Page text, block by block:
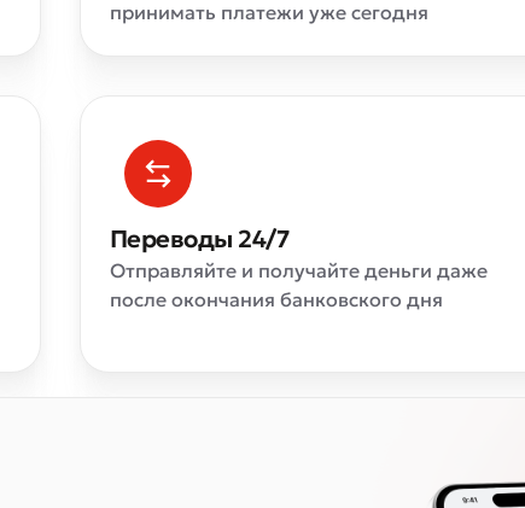
принимать платежи уже сегодня
Переводы 24/7
Отправляйте и получайте деньги даже
после окончания банковского дня